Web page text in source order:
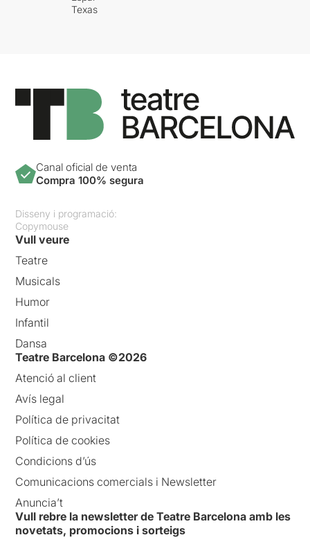
Texas
Canal oficial de venta
Compra 100% segura
Disseny i programació:
Copymouse
Vull veure
Teatre
Musicals
Humor
Infantil
Dansa
Teatre Barcelona ©2026
Atenció al client
Avís legal
Política de privacitat
Política de cookies
Condicions d’ús
Comunicacions comercials i Newsletter
Anuncia’t
Vull rebre la newsletter de Teatre Barcelona amb les
novetats, promocions i sorteigs